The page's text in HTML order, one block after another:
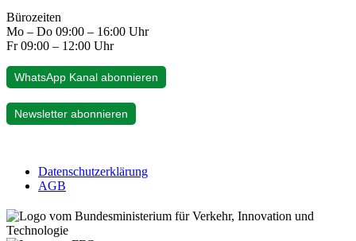
Bürozeiten
Mo – Do 09:00 – 16:00 Uhr
Fr 09:00 – 12:00 Uhr
WhatsApp Kanal abonnieren
Newsletter abonnieren
Datenschutzerklärung
AGB